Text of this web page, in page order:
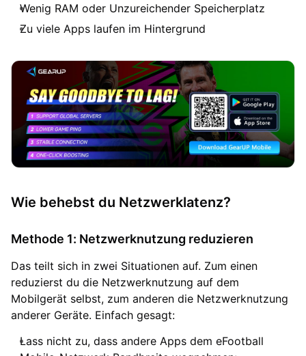
Wenig RAM oder Unzureichender Speicherplatz
Zu viele Apps laufen im Hintergrund
Wie behebst du Netzwerklatenz?
Methode 1: Netzwerknutzung reduzieren
Das teilt sich in zwei Situationen auf. Zum einen
reduzierst du die Netzwerknutzung auf dem
Mobilgerät selbst, zum anderen die Netzwerknutzung
anderer Geräte. Einfach gesagt:
Lass nicht zu, dass andere Apps dem eFootball